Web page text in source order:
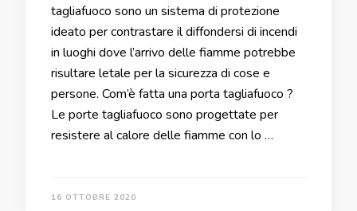
tagliafuoco sono un sistema di protezione
ideato per contrastare il diffondersi di incendi
in luoghi dove l’arrivo delle fiamme potrebbe
risultare letale per la sicurezza di cose e
persone. Com’è fatta una porta tagliafuoco ?
Le porte tagliafuoco sono progettate per
resistere al calore delle fiamme con lo …
16 OTTOBRE 2020